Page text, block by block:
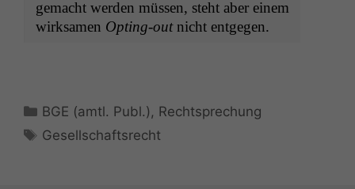
gemacht wer­den müssen, ste­ht aber einem
wirk­samen Opt­ing-outnicht entgegen.
Kategorien
BGE (amtl. Publ.) , Rechtsprechung
Schlagwörter
Gesellschaftsrecht